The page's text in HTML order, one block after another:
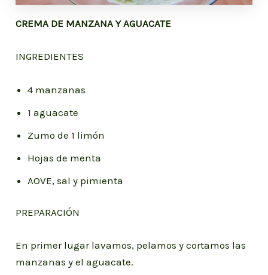
CREMA DE MANZANA Y AGUACATE
INGREDIENTES
4 manzanas
1 aguacate
Zumo de 1 limón
Hojas de menta
AOVE, sal y pimienta
PREPARACIÓN
En primer lugar lavamos, pelamos y cortamos las
manzanas y el aguacate.